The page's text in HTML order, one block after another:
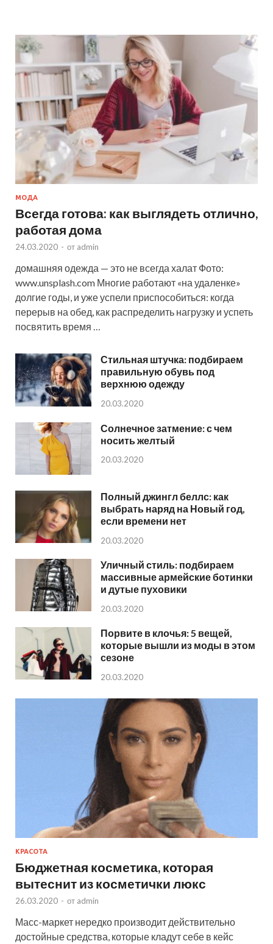
МОДА
Всегда готова: как выглядеть отлично,
работая дома
24.03.2020 - от admin
домашняя одежда — это не всегда халат Фото:
www.unsplash.com Многие работают «на удаленке»
долгие годы, и уже успели приспособиться: когда
перерыв на обед, как распределить нагрузку и успеть
посвятить время …
Стильная штучка: подбираем
правильную обувь под
верхнюю одежду
20.03.2020
Солнечное затмение: с чем
носить желтый
20.03.2020
Полный джингл беллс: как
выбрать наряд на Новый год,
если времени нет
20.03.2020
Уличный стиль: подбираем
массивные армейские ботинки
и дутые пуховики
20.03.2020
Порвите в клочья: 5 вещей,
которые вышли из моды в этом
сезоне
20.03.2020
КРАСОТА
Бюджетная косметика, которая
вытеснит из косметички люкс
26.03.2020 - от admin
Масс-маркет нередко производит действительно
достойные средства, которые кладут себе в кейс